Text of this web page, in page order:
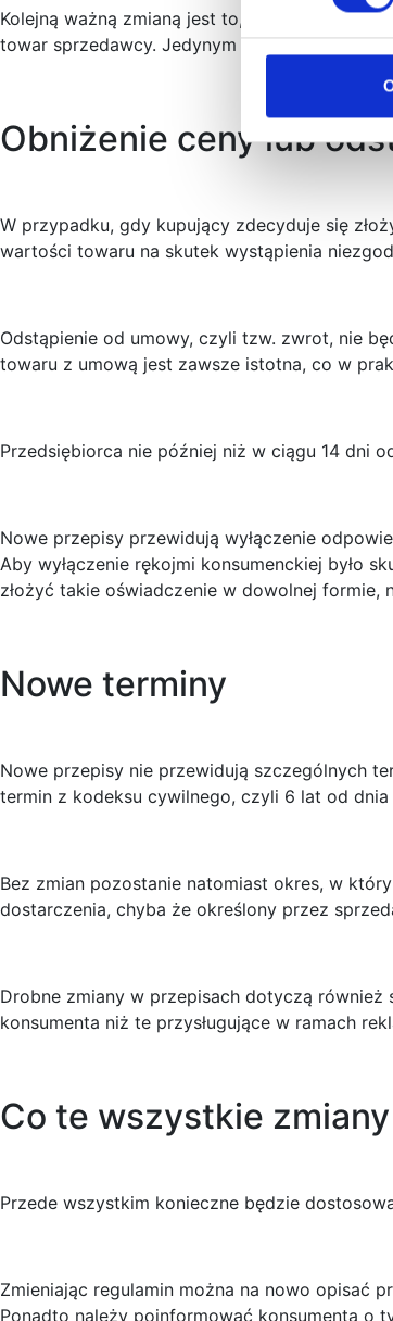
Kolejną ważną zmianą jest to, że sprzedawca
towar sprzedawcy. Jedynym obowiązkiem
Obniżenie ceny lub
W przypadku, gdy kupujący zdecyduje się
wartości towaru na skutek wystąpienia
Odstąpienie od umowy, czyli tzw. zwrot, nie
towaru z umową jest zawsze istotna, co w
Przedsiębiorca nie później niż w ciągu 14 dni
Nowe przepisy przewidują wyłączenie
Aby wyłączenie rękojmi konsumenckiej było
złożyć takie oświadczenie w dowolnej formie,
Nowe terminy
Nowe przepisy nie przewidują szczególnych
termin z kodeksu cywilnego, czyli 6 lat od dnia
Bez zmian pozostanie natomiast okres, w
dostarczenia, chyba że określony przez
Drobne zmiany w przepisach dotyczą
konsumenta niż te przysługujące w ramach
Co te wszystkie
Przede wszystkim konieczne będzie
Zmieniając regulamin można na nowo opisać
Ponadto należy poinformować konsumenta o